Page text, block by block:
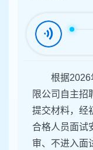
根据2026
限公司自主招
提交材料，经
合格人员面试
审、不进入面